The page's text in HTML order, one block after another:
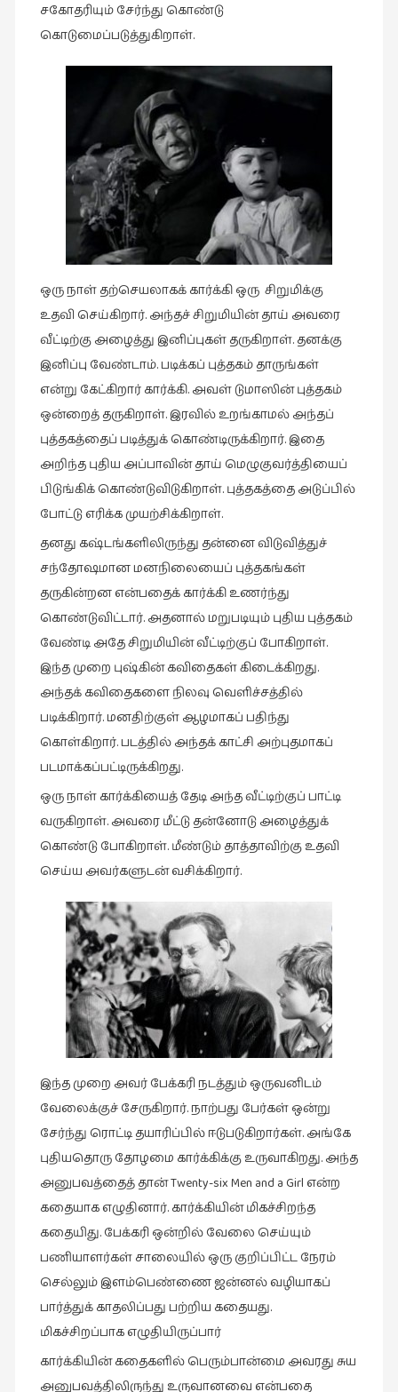
சகோதரியும் சேர்ந்து கொண்டு
கொடுமைப்படுத்துகிறாள்.
ஒரு நாள் தற்செயலாகக் கார்க்கி ஒரு சிறுமிக்கு
உதவி செய்கிறார். அந்தச் சிறுமியின் தாய் அவரை
வீட்டிற்கு அழைத்து இனிப்புகள் தருகிறாள். தனக்கு
இனிப்பு வேண்டாம். படிக்கப் புத்தகம் தாருங்கள்
என்று கேட்கிறார் கார்க்கி. அவள் டுமாஸின் புத்தகம்
ஒன்றைத் தருகிறாள். இரவில் உறங்காமல் அந்தப்
புத்தகத்தைப் படித்துக் கொண்டிருக்கிறார். இதை
அறிந்த புதிய அப்பாவின் தாய் மெழுகுவர்த்தியைப்
பிடுங்கிக் கொண்டுவிடுகிறாள். புத்தகத்தை அடுப்பில்
போட்டு எரிக்க முயற்சிக்கிறாள்.
தனது கஷ்டங்களிலிருந்து தன்னை விடுவித்துச்
சந்தோஷமான மனநிலையைப் புத்தகங்கள்
தருகின்றன என்பதைக் கார்க்கி உணர்ந்து
கொண்டுவிட்டார். அதனால் மறுபடியும் புதிய புத்தகம்
வேண்டி அதே சிறுமியின் வீட்டிற்குப் போகிறாள்.
இந்த முறை புஷ்கின் கவிதைகள் கிடைக்கிறது.
அந்தக் கவிதைகளை நிலவு வெளிச்சத்தில்
படிக்கிறார். மனதிற்குள் ஆழமாகப் பதிந்து
கொள்கிறார். படத்தில் அந்தக் காட்சி அற்புதமாகப்
படமாக்கப்பட்டிருக்கிறது.
ஒரு நாள் கார்க்கியைத் தேடி அந்த வீட்டிற்குப் பாட்டி
வருகிறாள். அவரை மீட்டு தன்னோடு அழைத்துக்
கொண்டு போகிறாள். மீண்டும் தாத்தாவிற்கு உதவி
செய்ய அவர்களுடன் வசிக்கிறார்.
இந்த முறை அவர் பேக்கரி நடத்தும் ஒருவனிடம்
வேலைக்குச் சேருகிறார். நாற்பது பேர்கள் ஒன்று
சேர்ந்து ரொட்டி தயாரிப்பில் ஈடுபடுகிறார்கள். அங்கே
புதியதொரு தோழமை கார்க்கிக்கு உருவாகிறது. அந்த
அனுபவத்தைத் தான் Twenty-six Men and a Girl என்ற
கதையாக எழுதினார். கார்க்கியின் மிகச்சிறந்த
கதையிது. பேக்கரி ஒன்றில் வேலை செய்யும்
பணியாளர்கள் சாலையில் ஒரு குறிப்பிட்ட நேரம்
செல்லும் இளம்பெண்ணை ஜன்னல் வழியாகப்
பார்த்துக் காதலிப்பது பற்றிய கதையது.
மிகச்சிறப்பாக எழுதியிருப்பார்
கார்க்கியின் கதைகளில் பெரும்பான்மை அவரது சுய
அனுபவத்திலிருந்து உருவானவை என்பதை